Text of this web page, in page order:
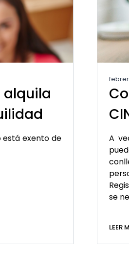
alquila
está exento de
A
se
LEER